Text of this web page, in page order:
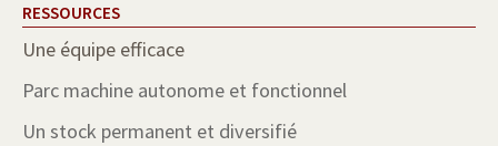
RESSOURCES
Une équipe efficace
Parc machine autonome et fonctionnel
Un stock permanent et diversifié